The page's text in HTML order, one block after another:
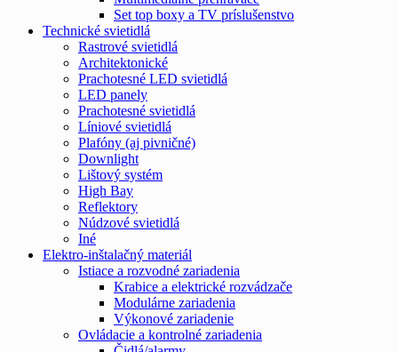
Set top boxy a TV príslušenstvo
Technické svietidlá
Rastrové svietidlá
Architektonické
Prachotesné LED svietidlá
LED panely
Prachotesné svietidlá
Líniové svietidlá
Plafóny (aj pivničné)
Downlight
Lištový systém
High Bay
Reflektory
Núdzové svietidlá
Iné
Elektro-inštalačný materiál
Istiace a rozvodné zariadenia
Krabice a elektrické rozvádzače
Modulárne zariadenia
Výkonové zariadenie
Ovládacie a kontrolné zariadenia